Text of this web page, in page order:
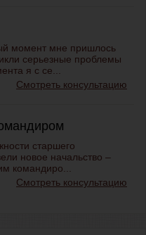
момент мне пришлось
серьезные проблемы
я с се...
Смотреть консультацию
старшего
новое начальство –
командиро...
Смотреть консультацию